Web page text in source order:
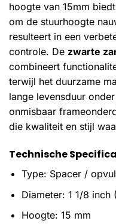
hoogte van 15mm
om de stuurhoogte
resulteert in een
controle. De zwarte
combineert
terwijl het duurzame
lange levensduur
onmisbaar
die kwaliteit en stijl
Technische
Type: Spacer /
Diameter: 1 1/8 inch
Hoogte: 15 mm